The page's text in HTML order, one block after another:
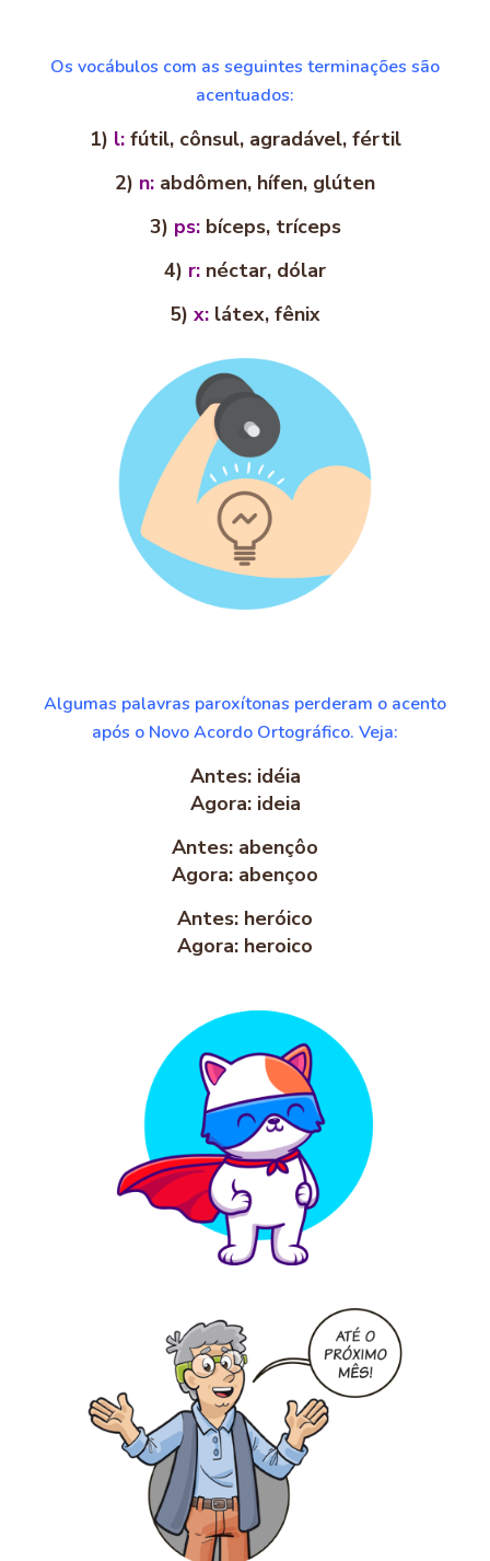
Os vocábulos com as seguintes terminações são
acentuados:
1) l:fútil, cônsul, agradável, fértil
2) n: abdômen, hífen, glúten
3) ps:bíceps, tríceps
4) r: néctar, dólar
5) x: látex, fênix
Algumas palavras paroxítonas perderam o acento
após o Novo Acordo Ortográfico. Veja:
Antes: idéia
Agora: ideia
Antes: abençôo
Agora: abençoo
Antes: heróico
Agora: heroico